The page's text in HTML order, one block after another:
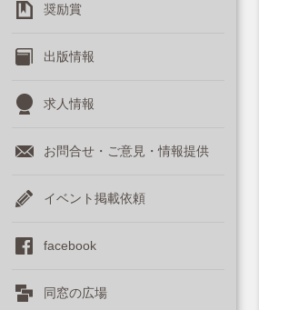
奨励賞
出版情報
求人情報
お問合せ・ご意見・情報提供
イベント掲載依頼
facebook
同窓の広場